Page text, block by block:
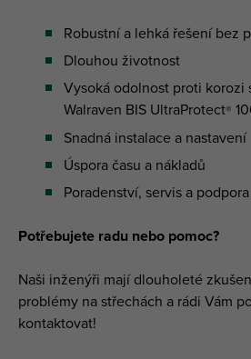
Robustní a lehká řešení bez
Dlouhou životnost
Vysoká odolnost proti korozi
Walraven BIS UltraProtect®
Snadná instalace a nastavení
Úspora času a nákladů
Poradenství, servis a
Potřebujete radu nebo pomoc?
Naši inženýři mají dlouholeté
problémy na střechách a rádi Vám
kontaktovat!